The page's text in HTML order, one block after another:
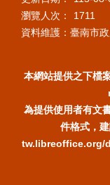
瀏覽人次：
1711
資料維護：臺南市
本網站提供之下檔
為提供使用者有文
件格式，
tw.libreoffice.org/